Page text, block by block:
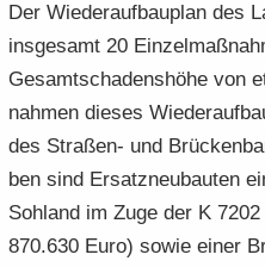
Der Wie­der­auf­bau­plan des
ins­ge­samt 20
Ge­samt­scha­dens­hö­he von
nah­men die­ses
des Straßen-​ und
ben sind Er­satz­neu­bau­ten
Soh­land im Zuge der K
870.630 Euro) sowie einer